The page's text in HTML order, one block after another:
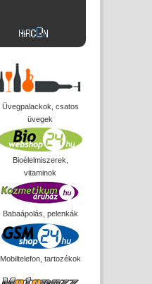
Üvegpalackok, csatos
üvegek
Bioélelmiszerek,
vitaminok
Babaápolás, pelenkák
Mobiltelefon, tartozékok